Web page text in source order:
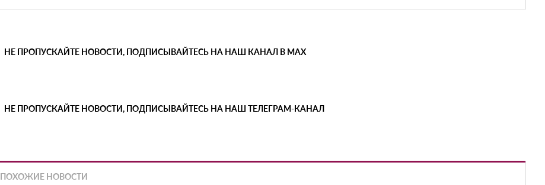
НЕ ПРОПУСКАЙТЕ НОВОСТИ, ПОДПИСЫВАЙТЕСЬ НА НАШ КАНАЛ В MAX
НЕ ПРОПУСКАЙТЕ НОВОСТИ, ПОДПИСЫВАЙТЕСЬ НА НАШ ТЕЛЕГРАМ-КАНАЛ
ПОХОЖИЕ НОВОСТИ